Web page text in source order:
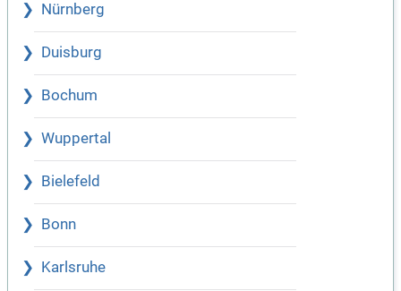
Nürnberg
Duisburg
Bochum
Wuppertal
Bielefeld
Bonn
Karlsruhe